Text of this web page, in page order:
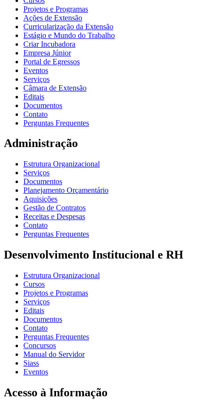
Projetos e Programas
Ações de Extensão
Curricularização da Extensão
Estágio e Mundo do Trabalho
Criar Incubadora
Empresa Júnior
Portal de Egressos
Eventos
Serviços
Câmara de Extensão
Editais
Documentos
Contato
Perguntas Frequentes
Administração
Estrutura Organizacional
Serviços
Documentos
Planejamento Orçamentário
Aquisições
Gestão de Contratos
Receitas e Despesas
Contato
Perguntas Frequentes
Desenvolvimento Institucional e RH
Estrutura Organizacional
Cursos
Projetos e Programas
Serviços
Editais
Documentos
Contato
Perguntas Frequentes
Concursos
Manual do Servidor
Siass
Eventos
Acesso à Informação